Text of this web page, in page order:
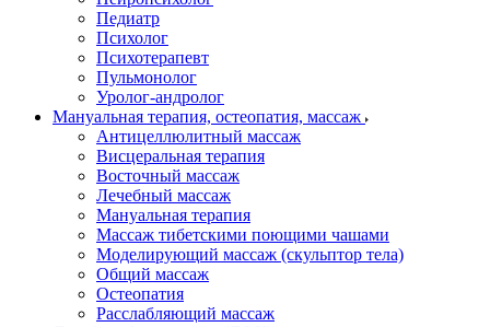
Педиатр
Психолог
Психотерапевт
Пульмонолог
Уролог-андролог
Мануальная терапия, остеопатия, массаж
Антицеллюлитный массаж
Висцеральная терапия
Восточный массаж
Лечебный массаж
Мануальная терапия
Массаж тибетскими поющими чашами
Моделирующий массаж (скульптор тела)
Общий массаж
Остеопатия
Расслабляющий массаж